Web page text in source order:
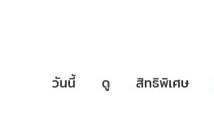
วันนี้ ดู สิทธิพิเศษ